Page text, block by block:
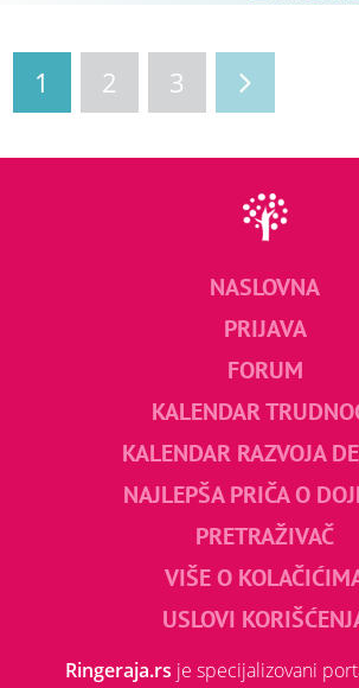
1 2 3
NASLOVNA
PRIJAVA
FORUM
KALENDAR
KALENDAR RAZVOJA
NAJLEPŠA PRIČA O
PRETRAŽIVAČ
VIŠE O
USLOVI
Ringeraja.rs je specijalizovani